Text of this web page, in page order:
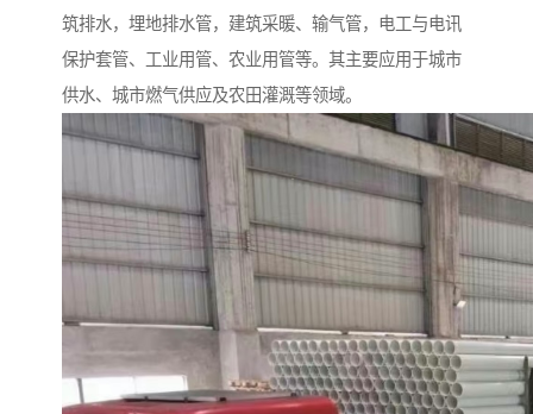
筑排水，埋地排水管，建筑采暖、输气管，电工与电讯
保护套管、工业用管、农业用管等。其主要应用于城市
供水、城市燃气供应及农田灌溉等领域。